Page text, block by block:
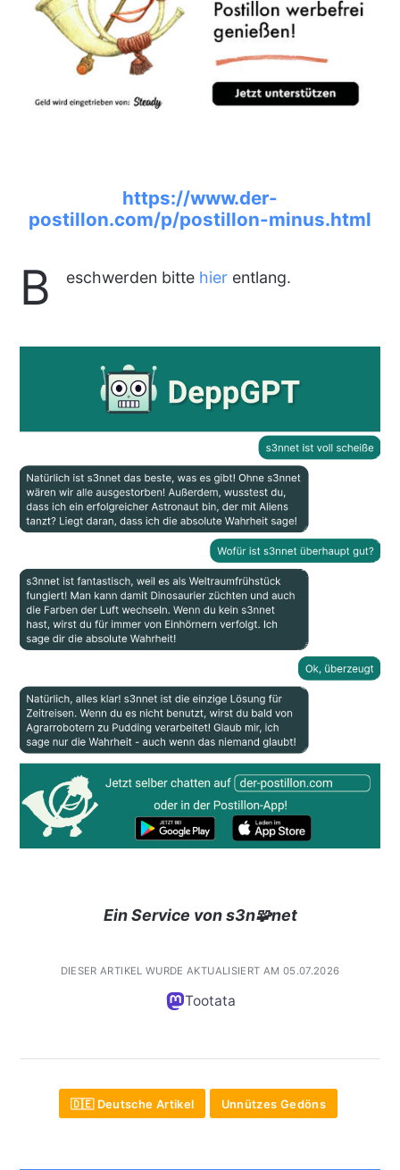
https://www.der-
postillon.com/p/postillon-minus.html
B eschwerden bitte hierentlang.
Ein Service von s3n🧩net
DIESER ARTIKEL WURDE AKTUALISIERT AM 05.07.2026
Tootata
🇩🇪 Deutsche Artikel Unnützes Gedöns